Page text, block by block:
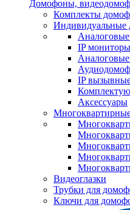
Домофоны,
Комплекты
IP мониторы
IP
Аксессуары
Видеоглазки
Трубки для
Ключи для